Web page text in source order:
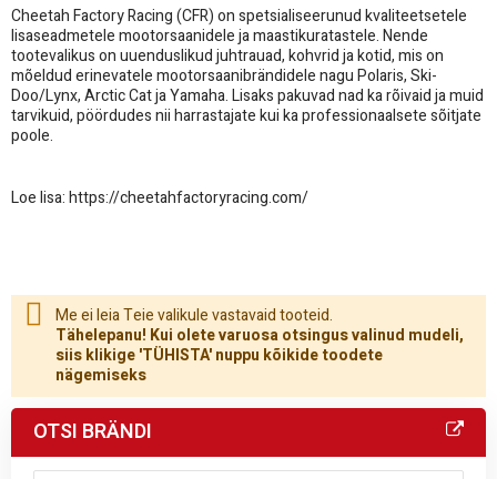
Cheetah Factory Racing (CFR) on spetsialiseerunud kvaliteetsetele
lisaseadmetele mootorsaanidele ja maastikuratastele. Nende
tootevalikus on uuenduslikud juhtrauad, kohvrid ja kotid, mis on
mõeldud erinevatele mootorsaanibrändidele nagu Polaris, Ski-
Doo/Lynx, Arctic Cat ja Yamaha. Lisaks pakuvad nad ka rõivaid ja muid
tarvikuid, pöördudes nii harrastajate kui ka professionaalsete sõitjate
poole.
Loe lisa:https://cheetahfactoryracing.com/
Me ei leia Teie valikule vastavaid tooteid.
Tähelepanu! Kui olete varuosa otsingus valinud mudeli,
siis klikige 'TÜHISTA' nuppu kõikide toodete
nägemiseks
OTSI BRÄNDI